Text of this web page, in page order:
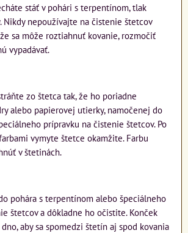
stáť v pohári s terpentínom, tlak
nepoužívajte na čistenie štetcov
sa môže roztiahnuť kovanie, rozmočiť
vypadávať.
zo štetca tak, že ho poriadne
alebo papierovej utierky, namočenej do
prípravku na čistenie štetcov. Po
vymyte štetce okamžite. Farbu
v štetinách.
pohára s terpentínom alebo špeciálneho
štetcov a dôkladne ho očistite. Konček
aby sa spomedzi štetín aj spod kovania